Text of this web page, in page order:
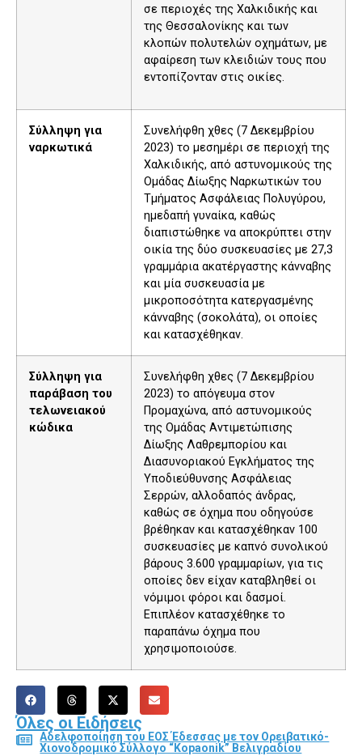
σε περιοχές της Χαλκιδικής και
της Θεσσαλονίκης και των
κλοπών πολυτελών οχημάτων, με
αφαίρεση των κλειδιών τους που
εντοπίζονταν στις οικίες.
Σύλληψη για
ναρκωτικά
Συνελήφθη χθες (7 Δεκεμβρίου
2023) το μεσημέρι σε περιοχή της
Χαλκιδικής, από αστυνομικούς της
Ομάδας Δίωξης Ναρκωτικών του
Τμήματος Ασφάλειας Πολυγύρου,
ημεδαπή γυναίκα, καθώς
διαπιστώθηκε να αποκρύπτει στην
οικία της δύο συσκευασίες με 27,3
γραμμάρια ακατέργαστης κάνναβης
και μία συσκευασία με
μικροποσότητα κατεργασμένης
κάνναβης (σοκολάτα), οι οποίες
και κατασχέθηκαν.
Σύλληψη για
παράβαση του
τελωνειακού
κώδικα
Συνελήφθη χθες (7 Δεκεμβρίου
2023) το απόγευμα στον
Προμαχώνα, από αστυνομικούς
της Ομάδας Αντιμετώπισης
Δίωξης Λαθρεμπορίου και
Διασυνοριακού Εγκλήματος της
Υποδιεύθυνσης Ασφάλειας
Σερρών, αλλοδαπός άνδρας,
καθώς σε όχημα που οδηγούσε
βρέθηκαν και κατασχέθηκαν 100
συσκευασίες με καπνό συνολικού
βάρους 3.600 γραμμαρίων, για τις
οποίες δεν είχαν καταβληθεί οι
νόμιμοι φόροι και δασμοί.
Επιπλέον κατασχέθηκε το
παραπάνω όχημα που
χρησιμοποιούσε.
Όλες οι Ειδήσεις
Αδελφοποίηση του ΕΟΣ Έδεσσας με τον Ορειβατικό-
Χιονοδρομικό Σύλλογο “Kopaonik” Βελιγραδίου